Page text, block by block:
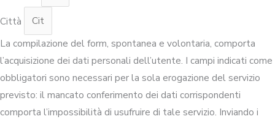
Città
La compilazione del form, spontanea e volontaria, comporta
l’acquisizione dei dati personali dell’utente. I campi indicati come
obbligatori sono necessari per la sola erogazione del servizio
previsto: il mancato conferimento dei dati corrispondenti
comporta l’impossibilità di usufruire di tale servizio. Inviando i